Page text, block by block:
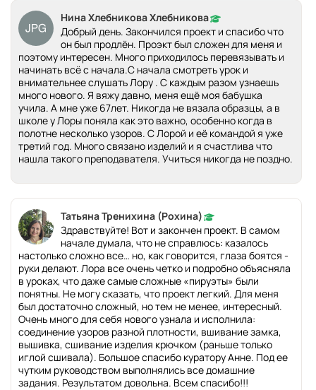
Нина Хлебникова Хлебникова
Добрый день. Закончился проект и спасибо что
он был продлён. Проэкт был сложен для меня и
поэтому интересен. Много приходилось перевязывать и
начинать всё с начала.С начала смотреть урок и
внимательнее слушать Лору . С каждым разом узнаешь
много нового. Я вяжу давно, меня ещё моя бабушка
учила. А мне уже 67лет. Никогда не вязала образцы, а в
школе у Лоры поняла как это важно, особенно когда в
полотне несколько узоров. С Лорой и её командой я уже
третий год. Много связано изделий и я счастлива что
нашла такого преподавателя. Учиться никогда не поздно.
Татьяна Тренихина (Рохина)
Здравствуйте! Вот и закончен проект. В самом
начале думала, что не справлюсь: казалось
настолько сложно все… но, как говорится, глаза боятся -
руки делают. Лора все очень четко и подробно объясняла
в уроках, что даже самые сложные «пируэты» были
понятны. Не могу сказать, что проект легкий. Для меня
был достаточно сложный, но тем не менее, интересный.
Очень много для себя нового узнала и исполнила:
соединение узоров разной плотности, вшивание замка,
вышивка, сшивание изделия крючком (раньше только
иглой сшивала). Большое спасибо куратору Анне. Под ее
чутким руководством выполнялись все домашние
задания. Результатом довольна. Всем спасибо!!!